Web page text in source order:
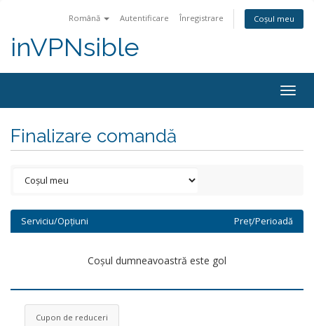
Română Autentificare Înregistrare Coșul meu
inVPNsible
Finalizare comandă
Serviciu/Opțiuni Preț/Perioadă
Coșul dumneavoastră este gol
Cupon de reduceri